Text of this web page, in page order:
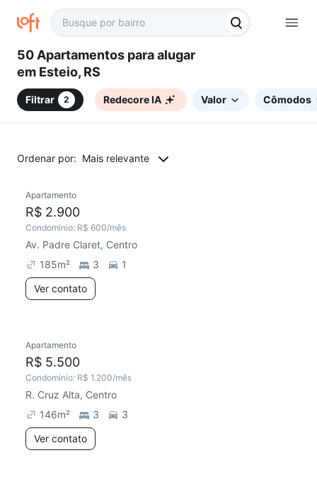
50 Apartamentos para alugar
em Esteio, RS
Filtrar 2 Redecore IA Valor Cômodos
Ordenar por: Mais relevante
Redecorar
Apartamento
R$ 2.900
Condomínio: R$ 600/mês
Av. Padre Claret, Centro
185m² 3
1
Ver contato
Chegou este mês
Apartamento
R$ 5.500
Condomínio: R$ 1.200/mês
R. Cruz Alta, Centro
146m² 3
3
Ver contato